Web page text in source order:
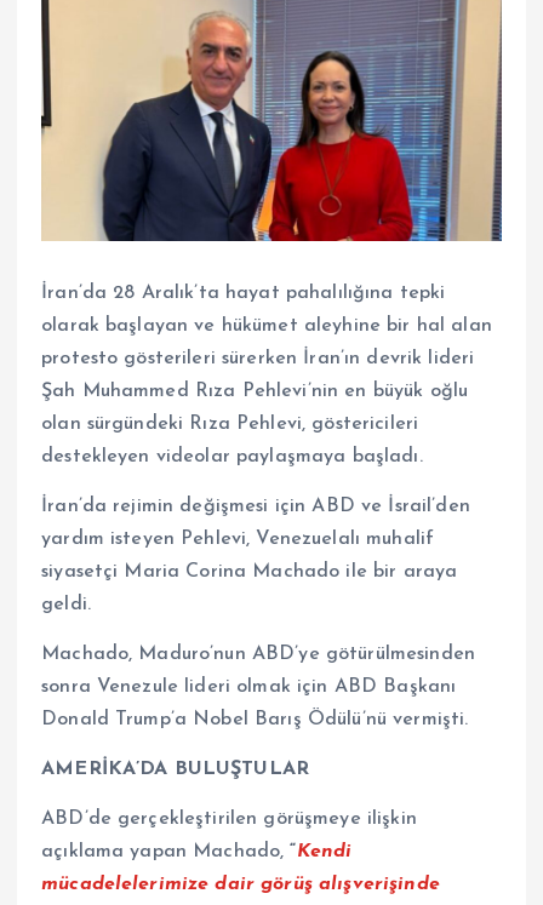
İran’da 28 Aralık’ta hayat pahalılığına tepki
olarak başlayan ve hükümet aleyhine bir hal alan
protesto gösterileri sürerken İran’ın devrik lideri
Şah Muhammed Rıza Pehlevi’nin en büyük oğlu
olan sürgündeki Rıza Pehlevi, göstericileri
destekleyen videolar paylaşmaya başladı.
İran’da rejimin değişmesi için ABD ve İsrail’den
yardım isteyen Pehlevi, Venezuelalı muhalif
siyasetçi Maria Corina Machado ile bir araya
geldi.
Machado, Maduro’nun ABD’ye götürülmesinden
sonra Venezule lideri olmak için ABD Başkanı
Donald Trump’a Nobel Barış Ödülü’nü vermişti.
AMERİKA’DA BULUŞTULAR
ABD’de gerçekleştirilen görüşmeye ilişkin
açıklama yapan Machado, “Kendi
mücadelelerimize dair görüş alışverişinde